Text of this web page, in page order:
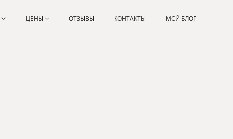
ЦЕНЫ ОТЗЫВЫ КОНТАКТЫ МОЙ БЛОГ